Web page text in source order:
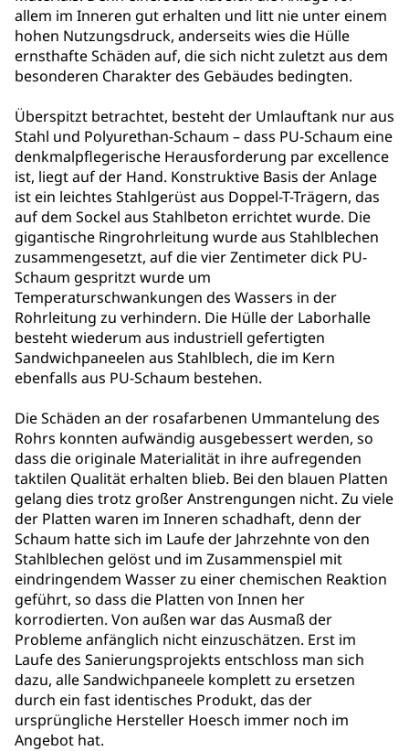
allem im Inneren gut erhalten und litt nie unter einem
hohen Nutzungsdruck, anderseits wies die Hülle
ernsthafte Schäden auf, die sich nicht zuletzt aus dem
besonderen Charakter des Gebäudes bedingten.
Überspitzt betrachtet, besteht der Umlauftank nur aus
Stahl und Polyurethan-Schaum – dass PU-Schaum eine
denkmalpflegerische Herausforderung par excellence
ist, liegt auf der Hand. Konstruktive Basis der Anlage
ist ein leichtes Stahlgerüst aus Doppel-T-Trägern, das
auf dem Sockel aus Stahlbeton errichtet wurde. Die
gigantische Ringrohrleitung wurde aus Stahlblechen
zusammengesetzt, auf die vier Zentimeter dick PU-
Schaum gespritzt wurde um
Temperaturschwankungen des Wassers in der
Rohrleitung zu verhindern. Die Hülle der Laborhalle
besteht wiederum aus industriell gefertigten
Sandwichpaneelen aus Stahlblech, die im Kern
ebenfalls aus PU-Schaum bestehen.
Die Schäden an der rosafarbenen Ummantelung des
Rohrs konnten aufwändig ausgebessert werden, so
dass die originale Materialität in ihre aufregenden
taktilen Qualität erhalten blieb. Bei den blauen Platten
gelang dies trotz großer Anstrengungen nicht. Zu viele
der Platten waren im Inneren schadhaft, denn der
Schaum hatte sich im Laufe der Jahrzehnte von den
Stahlblechen gelöst und im Zusammenspiel mit
eindringendem Wasser zu einer chemischen Reaktion
geführt, so dass die Platten von Innen her
korrodierten. Von außen war das Ausmaß der
Probleme anfänglich nicht einzuschätzen. Erst im
Laufe des Sanierungsprojekts entschloss man sich
dazu, alle Sandwichpaneele komplett zu ersetzen
durch ein fast identisches Produkt, das der
ursprüngliche Hersteller Hoesch immer noch im
Angebot hat.